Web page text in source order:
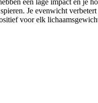
Je evenwicht
voor elk